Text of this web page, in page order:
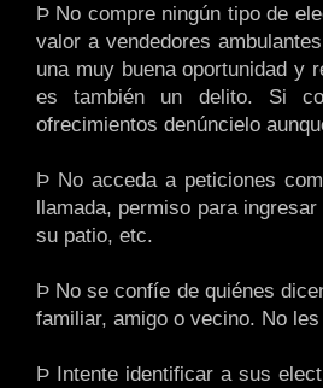
Þ No compre ningún tipo de
valor a vendedores
una muy buena oportunidad y
es también un delito. Si
ofrecimientos denúncielo
Þ No acceda a peticiones
llamada, permiso para
su patio, etc.
Þ No se confíe de quiénes
familiar, amigo o vecino. No
Þ Intente identificar a sus